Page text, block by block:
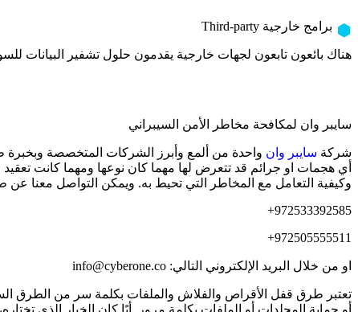
برامج خارجية Third-party
هناك بائعون تابعون لجهات خارجية يقدمون حلول تشفير البيانات
سايبر وان لمكافحة مخاطر الأمن السيبراني
شركة سايبر وان واحدة من ألمع وأبرز الشركات المتخصصة وبخبرة
أي هجمات او جرائم قد تتعرض لها مهما كان نوعها ومهما كانت
وكيفية التعامل مع المخاطر التي تحيط به. ويمكن التواصل معنا عن
972533392585+
972505555511+
او من خلال البريد الإلكتروني التالي: info@cyberone.co